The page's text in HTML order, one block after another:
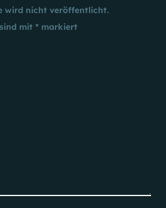
wird nicht veröffentlicht.
mit * markiert